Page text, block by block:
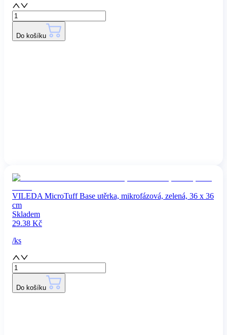
Do košíku
VILEDA MicroTuff Base utěrka, mikrofázová, zelená, 36 x 36
cm
Skladem
29.38 Kč
/ks
Do košíku